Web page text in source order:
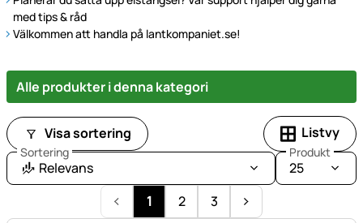
med tips & råd
Välkommen att handla på lantkompaniet.se!
Alle produkter i denna kategori
Visa sortering Listvy
Sortering
Relevans
Produkt
25
1
2 3